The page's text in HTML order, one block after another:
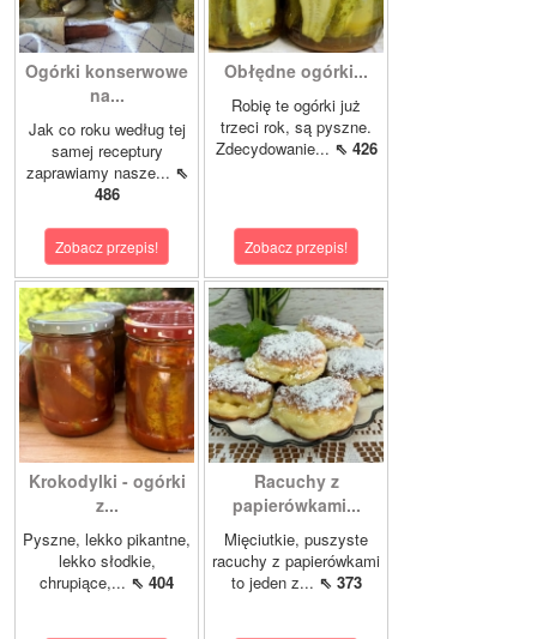
Ogórki konserwowe
na...
Jak co roku według tej
samej receptury
zaprawiamy nasze... ⇖
486
Zobacz przepis!
Obłędne ogórki...
Robię te ogórki już
trzeci rok, są pyszne.
Zdecydowanie... ⇖ 426
Zobacz przepis!
Krokodylki - ogórki
z...
Pyszne, lekko pikantne,
lekko słodkie,
chrupiące,... ⇖ 404
Racuchy z
papierówkami...
Mięciutkie, puszyste
racuchy z papierówkami
to jeden z... ⇖ 373